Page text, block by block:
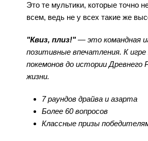
Это те мультики, которые точно
всем, ведь не у всех такие же
"Квиз, плиз!"— это командная
позитивные впечатления. К
покемонов до истории
жизни.
7 раундов драйва и азарта
Более 60 вопросов
Классные призы